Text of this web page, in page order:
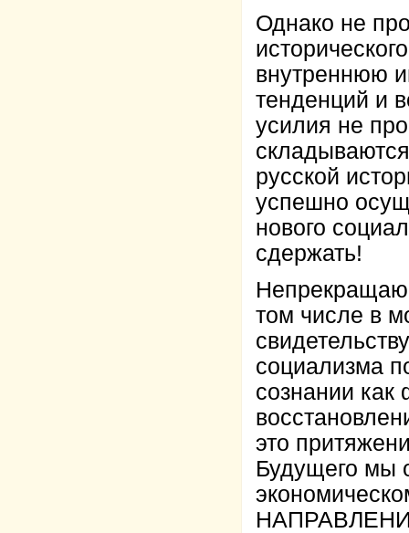
Однако не
внутреннюю
тенденций и
усилия не
русской
успешно
нового
сдержать!
том числе в
социализма
сознании
это
Будущего мы